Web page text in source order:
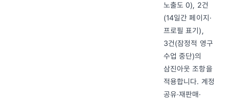
노출도 0), 2건
(14일간 페이지·
프로필 표기),
3건(잠정적 영구
수업 중단)의
삼진아웃 조항을
적용합니다. 계정
공유·재판매·